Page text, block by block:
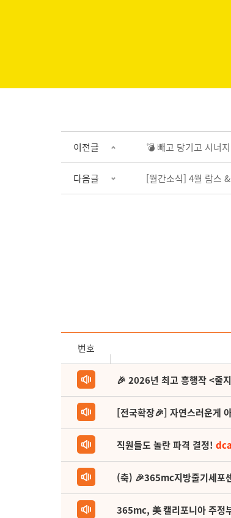
이전글 💣 빼고 당기고 시너
다음글 [월간소식] 4월 람스
번호
🎉 2026년 최고 흥행작 <줄
[전국확장🎉] 자연스러운게
직원들도 놀란 파격 결정!
(축) 🎉365mc지방줄기세포
365mc, 美 캘리포니아 주정